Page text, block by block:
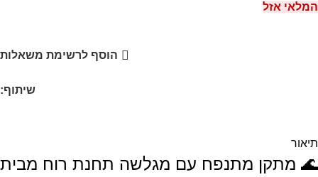
המלאי אזל
הוסף לרשימת משאלות
שיתוף:
תיאור
🌊 מתקן מתנפח עם מגלשה תחנת רוח מבית